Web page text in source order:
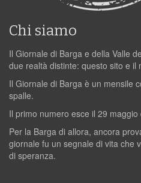
Chi siamo
Il Giornale di Barga e della Valle
due realtà distinte: questo sito e il
Il Giornale di Barga è un mensile
spalle.
Il primo numero esce il 29 maggio
Per la Barga di allora, ancora
giornale fu un segnale di vita che
di speranza.